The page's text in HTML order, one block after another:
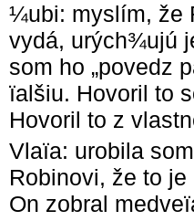
¼ubi: myslím, že
vydá, urých¾ujú
som ho „povedz
ïalšiu. Hovoril to
Hovoril to z
Vlaïa: urobila
Robinovi, že to
On zobral